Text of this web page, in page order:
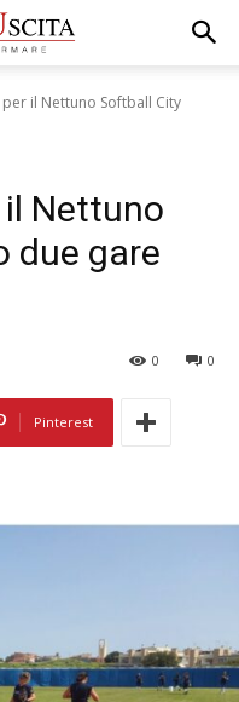
il Nettuno Softball City
Nettuno
due gare
0
0
Pinterest